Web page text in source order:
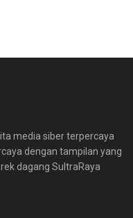
media siber terpercaya
dengan tampilan yang
dagang SultraRaya